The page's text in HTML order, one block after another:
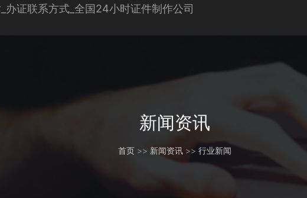
新闻资讯
首页 >> 新闻资讯 >> 行业新闻